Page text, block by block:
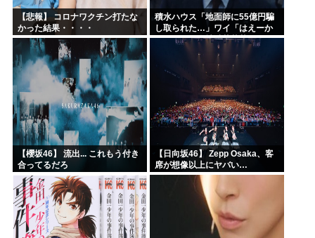
【悲報】 コロナワクチン打たな
かった結果・・・・
積水ハウス「地面師に55億円騙
し取られた…」ワイ「はえーか
わいそう…会社滅茶苦茶やろな
【櫻坂46】 流出... これもう付き
合ってるだろ
【日向坂46】 Zepp Osaka、客
席が想像以上にヤバい…